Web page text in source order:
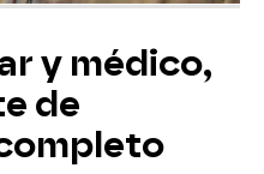
y médico,
de